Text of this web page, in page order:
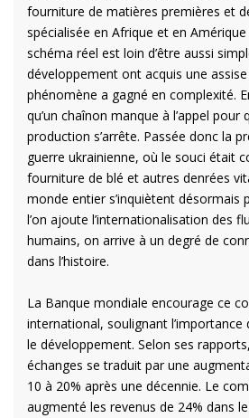
fourniture de matières premières et
spécialisée en Afrique et en Amérique
schéma réel est loin d’être aussi
développement ont acquis une
phénomène a gagné en complexité.
qu’un chaînon manque à l’appel pour
production s’arrête. Passée donc la
guerre ukrainienne, où le souci était
fourniture de blé et autres denrées
monde entier s’inquiètent désormais
l’on ajoute l’internationalisation des
humains, on arrive à un degré de
dans l’histoire.
La Banque mondiale encourage ce
international, soulignant l’importance
le développement. Selon ses
échanges se traduit par une
10 à 20% après une décennie. Le
augmenté les revenus de 24% dans